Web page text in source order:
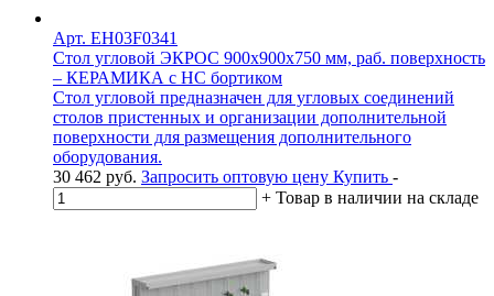
Арт. EH03F0341
Стол угловой ЭКРОС 900х900х750 мм, раб. поверхность
– КЕРАМИКА с НС бортиком
Стол угловой предназначен для угловых соединений
столов пристенных и организации дополнительной
поверхности для размещения дополнительного
оборудования.
30 462 руб. Запросить оптовую цену Купить -
+ Товар в наличии на складе